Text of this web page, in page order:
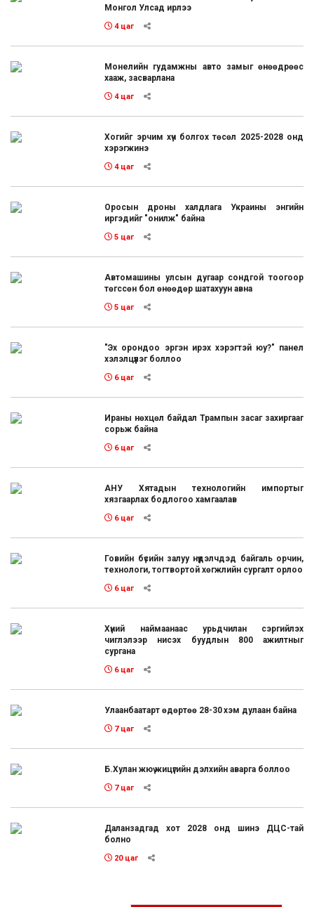
Монгол Улсад ирлээ
4 цаг
Монелийн гудамжны авто замыг өнөөдрөөс
хааж, засварлана
4 цаг
Хогийг эрчим хүч болгох төсөл 2025-2028 онд
хэрэгжинэ
4 цаг
Оросын дроны халдлага Украины энгийн
иргэдийг "онилж" байна
5 цаг
Автомашины улсын дугаар сондгой тоогоор
төгссөн бол өнөөдөр шатахуун авна
5 цаг
"Эх орондоо эргэн ирэх хэрэгтэй юу?" панел
хэлэлцүүлэг боллоо
6 цаг
Ираны нөхцөл байдал Трампын засаг захиргааг
сорьж байна
6 цаг
АНУ Хятадын технологийн импортыг
хязгаарлах бодлогоо хамгаалав
6 цаг
Говийн бүсийн залуу нүүдэлчдэд байгаль орчин,
технологи, тогтвортой хөгжлийн сургалт орлоо
6 цаг
Хүний наймаанаас урьдчилан сэргийлэх
чиглэлээр нисэх буудлын 800 ажилтныг
сургана
6 цаг
Улаанбаатарт өдөртөө 28-30 хэм дулаан байна
7 цаг
Б.Хулан жюү жицүгийн дэлхийн аварга боллоо
7 цаг
Даланзадгад хот 2028 онд шинэ ДЦС-тай
болно
20 цаг